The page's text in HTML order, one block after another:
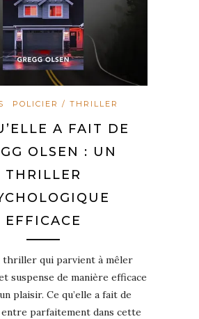
POLICIER / THRILLER
A FAIT DE
OLSEN : UN
THRILLER
EFFICACE
thriller qui parvient à mêler
suspense de manière efficace
plaisir. Ce qu’elle a fait de
parfaitement dans cette